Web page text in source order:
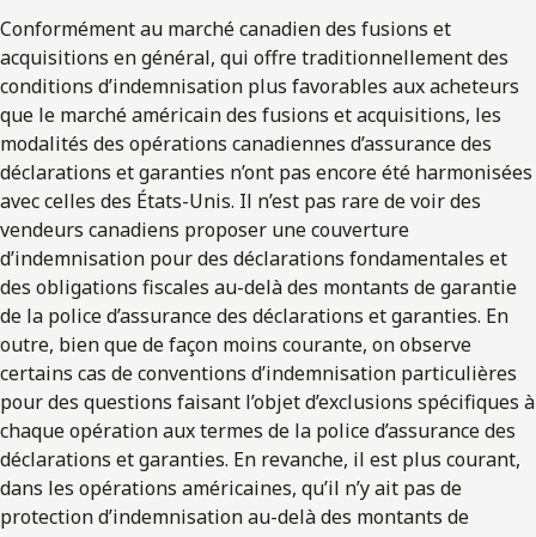
Conformément au marché canadien des fusions et
acquisitions en général, qui offre traditionnellement des
conditions d’indemnisation plus favorables aux acheteurs
que le marché américain des fusions et acquisitions, les
modalités des opérations canadiennes d’assurance des
déclarations et garanties n’ont pas encore été harmonisées
avec celles des États-Unis. Il n’est pas rare de voir des
vendeurs canadiens proposer une couverture
d’indemnisation pour des déclarations fondamentales et
des obligations fiscales au-delà des montants de garantie
de la police d’assurance des déclarations et garanties. En
outre, bien que de façon moins courante, on observe
certains cas de conventions d’indemnisation particulières
pour des questions faisant l’objet d’exclusions spécifiques à
chaque opération aux termes de la police d’assurance des
déclarations et garanties. En revanche, il est plus courant,
dans les opérations américaines, qu’il n’y ait pas de
protection d’indemnisation au-delà des montants de